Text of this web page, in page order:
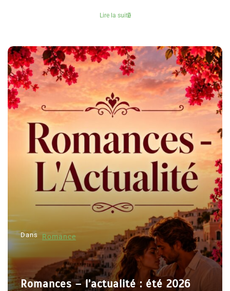
Lire la suite
Dans Romance
Romances – l’actualité : été 2026